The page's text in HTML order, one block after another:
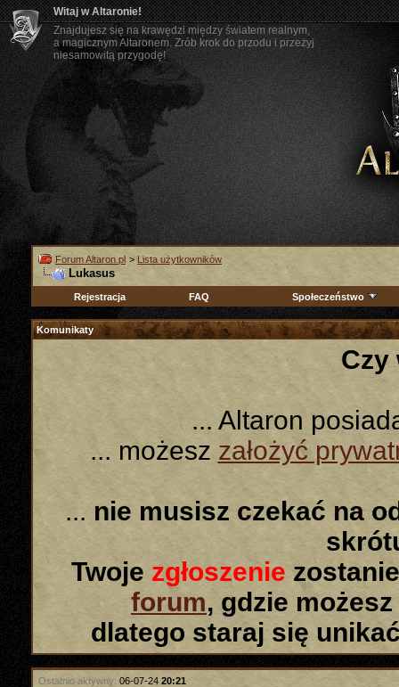
Witaj w Altaronie!
Znajdujesz się na krawędzi między światem realnym,
a magicznym Altaronem. Zrób krok do przodu i przeżyj
niesamowitą przygodę!
Forum Altaron.pl > Lista użytkowników
Lukasus
Rejestracja FAQ Społeczeństwo
Komunikaty
Czy
... Altaron
... możeszzałożyć
... nie musisz czekać na
Twoje zgłoszenie
forum, gdzie
dlatego staraj się
Ostatnio aktywny: 06-07-24 20:21